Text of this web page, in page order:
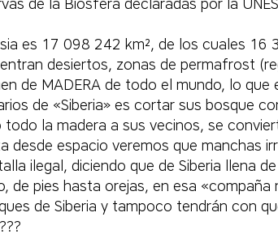
de la Biosfera declaradas por la
es 17 098 242 km², de los cuales
desiertos, zonas de permafrost
de MADERA de todo el mundo, lo
de «Siberia» es cortar sus bosque
la madera a sus vecinos, se
desde espacio veremos que manchas
ilegal, diciendo que de Siberia llena
de pies hasta orejas, en esa
de Siberia y tampoco tendrán con